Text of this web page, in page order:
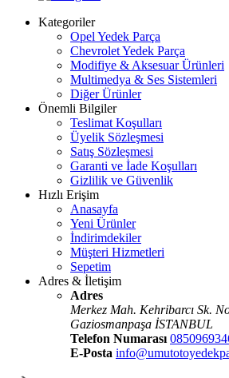
Kategoriler
Opel Yedek Parça
Chevrolet Yedek Parça
Modifiye & Aksesuar Ürünleri
Multimedya & Ses Sistemleri
Diğer Ürünler
Önemli Bilgiler
Teslimat Koşulları
Üyelik Sözleşmesi
Satış Sözleşmesi
Garanti ve İade Koşulları
Gizlilik ve Güvenlik
Hızlı Erişim
Anasayfa
Yeni Ürünler
İndirimdekiler
Müşteri Hizmetleri
Sepetim
Adres & İletişim
Adres
Merkez Mah. Kehribarcı Sk.
Gaziosmanpaşa İSTANBUL
Telefon Numarası
E-Posta